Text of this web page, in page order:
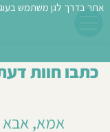
אמא, אבא
אתר בדרך לגן משתמש